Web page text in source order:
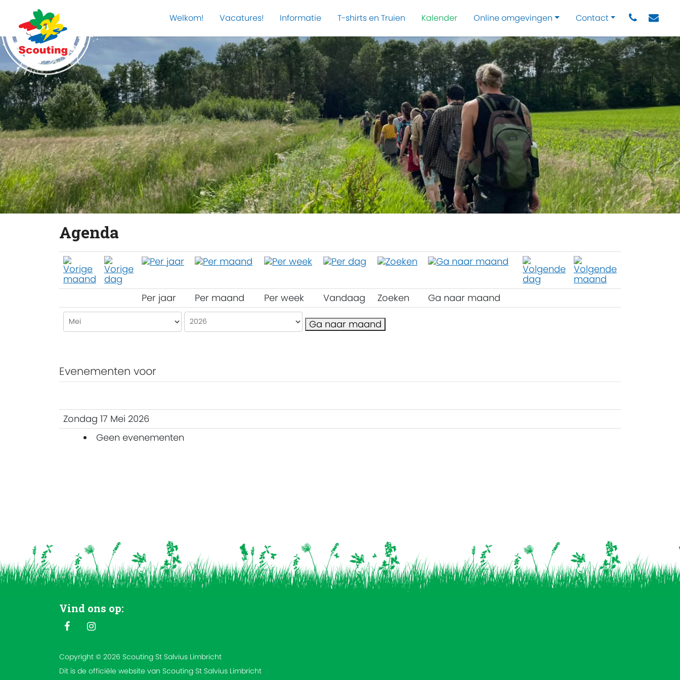
Welkom! Vacatures! Informatie T-shirts en Truien Kalender Online omgevingen Contact
Agenda
Per jaar Per maand Per week Vandaag Zoeken Ga naar maand
Ga naar maand
Evenementen voor
Zondag 17 Mei 2026
Geen evenementen
Vind ons op:
Copyright © 2026 Scouting St Salvius Limbricht
Dit is de officiële website van Scouting St Salvius Limbricht